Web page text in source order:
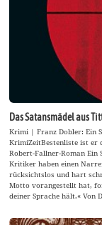
Das Satansmädel aus
Krimi | Franz Dobler: Ein
KrimiZeitBestenliste ist er
Robert-Fallner-Roman Ein
Kritiker haben einen
rücksichtslos und hart
Motto vorangestellt hat,
deiner Sprache hält.« Von